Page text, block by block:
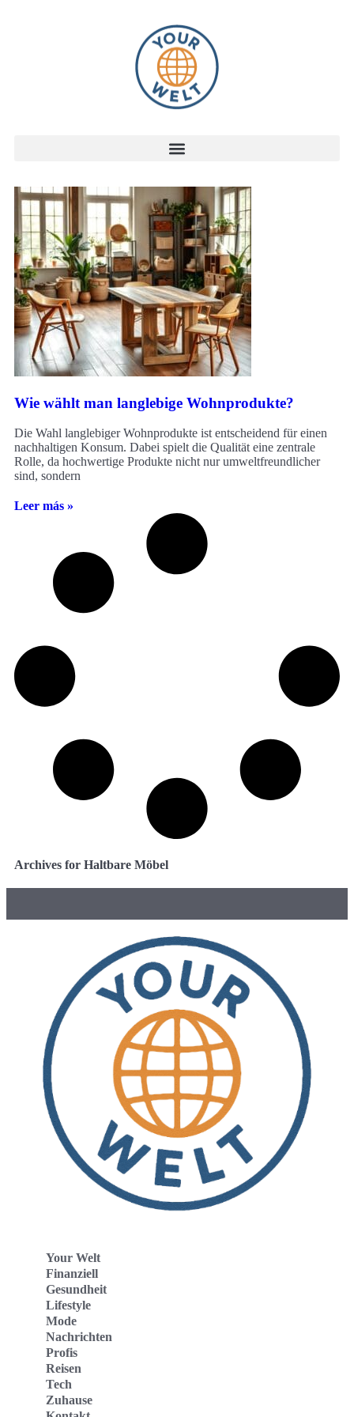
Wie wählt man langlebige Wohnprodukte?
Die Wahl langlebiger Wohnprodukte ist entscheidend für einen
nachhaltigen Konsum. Dabei spielt die Qualität eine zentrale
Rolle, da hochwertige Produkte nicht nur umweltfreundlicher
sind, sondern
Leer más »
Archives for Haltbare Möbel
Your Welt
Finanziell
Gesundheit
Lifestyle
Mode
Nachrichten
Profis
Reisen
Tech
Zuhause